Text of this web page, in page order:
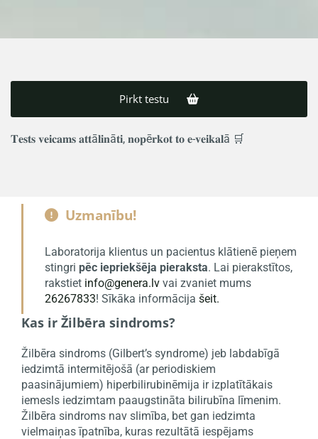
Pirkt testu
𝐓𝐞𝐬𝐭𝐬 𝐯𝐞𝐢𝐜𝐚𝐦𝐬 𝐚𝐭𝐭ā𝐥𝐢𝐧ā𝐭𝐢, 𝐧𝐨𝐩ē𝐫𝐤𝐨𝐭 𝐭𝐨 𝐞-𝐯𝐞𝐢𝐤𝐚𝐥ā 🛒
 Uzmanību!
Laboratorija klientus un pacientus klātienē pieņem
stingri pēc iepriekšēja pieraksta. Lai pierakstītos,
rakstiet info@genera.lv vai zvaniet mums
26267833! Sīkāka informācija šeit.
Kas ir Žilbēra sindroms?
Žilbēra sindroms (Gilbert’s syndrome) jeb labdabīgā
iedzimtā intermitējošā (ar periodiskiem
paasinājumiem) hiperbilirubinēmija ir izplatītākais
iemesls iedzimtam paaugstināta bilirubīna līmenim.
Žilbēra sindroms nav slimība, bet gan iedzimta
vielmaiņas īpatnība, kuras rezultātā iespējams